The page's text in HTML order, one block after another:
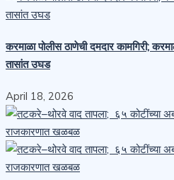
करमाळा पोलीस ठाणेची दमदार कामगिरी;
तासांत उघड
April 18, 2026